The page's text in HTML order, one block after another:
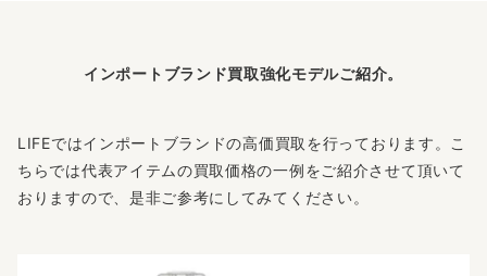
インポートブランド買取強化モデルご紹介。
LIFEではインポートブランドの高価買取を行っております。こ
ちらでは代表アイテムの買取価格の一例をご紹介させて頂いて
おりますので、是非ご参考にしてみてください。